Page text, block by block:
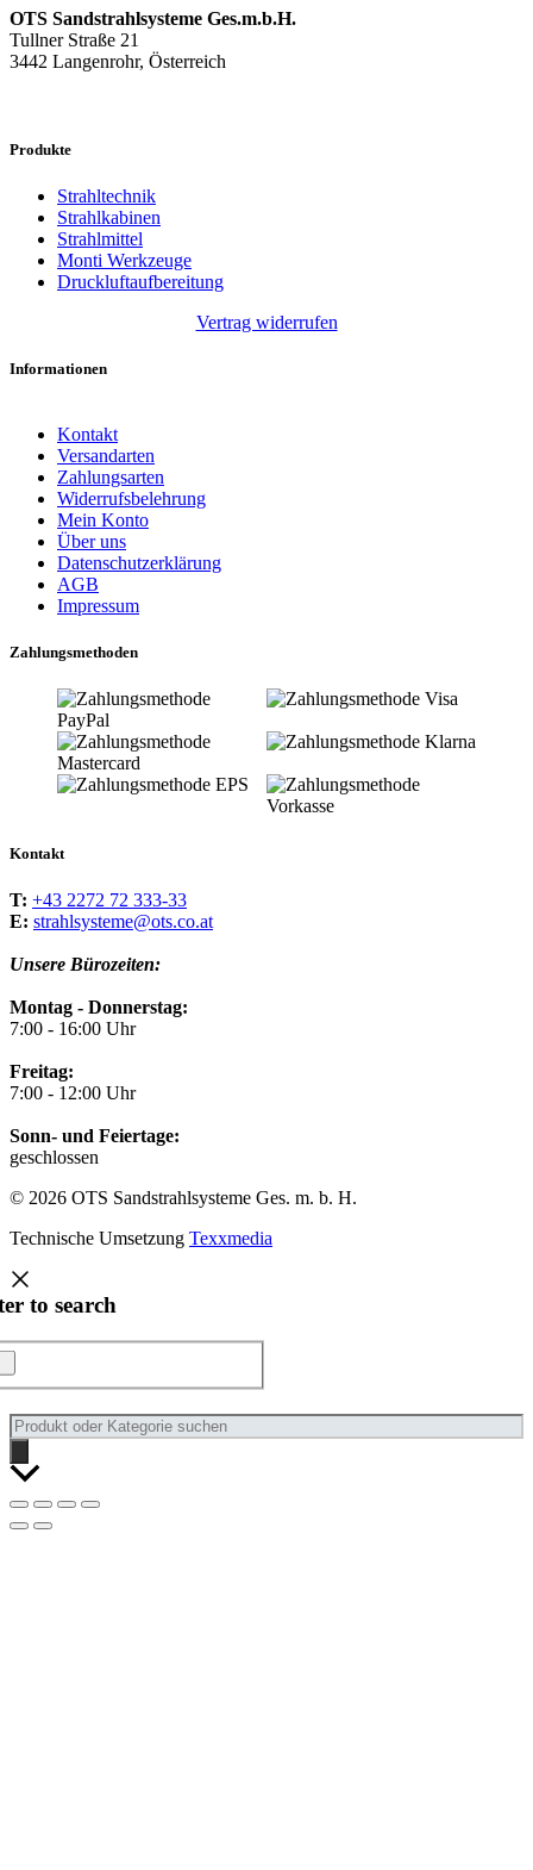
OTS Sandstrahlsysteme Ges.m.b.H.
Tullner Straße 21
3442 Langenrohr, Österreich
Produkte
Strahltechnik
Strahlkabinen
Strahlmittel
Monti Werkzeuge
Druckluftaufbereitung
Vertrag widerrufen
Informationen
Kontakt
Versandarten
Zahlungsarten
Widerrufsbelehrung
Mein Konto
Über uns
Datenschutzerklärung
AGB
Impressum
Zahlungsmethoden
Kontakt
T: +43 2272 72 333-33
E: strahlsysteme@ots.co.at
Unsere Bürozeiten:
Montag - Donnerstag:
7:00 - 16:00 Uhr
Freitag:
7:00 - 12:00 Uhr
Sonn- und Feiertage:
geschlossen
© 2026 OTS Sandstrahlsysteme Ges. m. b. H.
Technische Umsetzung Texxmedia
to search
Products
search